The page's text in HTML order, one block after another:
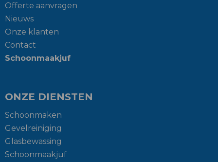
Offerte aanvragen
Nieuws
Onze klanten
Contact
Schoonmaakjuf
ONZE DIENSTEN
Schoonmaken
Gevelreiniging
Glasbewassing
Schoonmaakjuf